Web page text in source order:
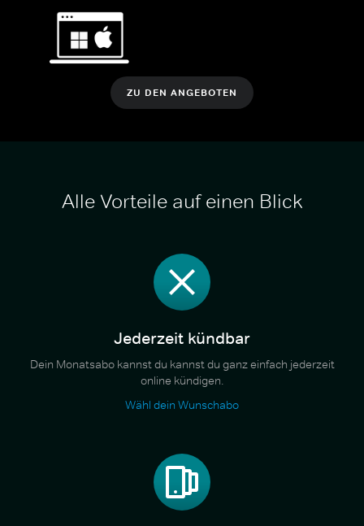
ZU DEN ANGEBOTEN
Alle Vorteile auf einen Blick
Jederzeit kündbar
Dein Monatsabo kannst du kannst du ganz einfach jederzeit
online kündigen.
Wähl dein Wunschabo